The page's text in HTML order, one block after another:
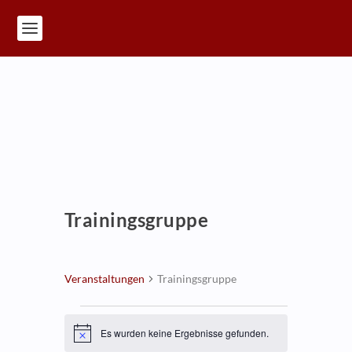
Trainingsgruppe
Veranstaltungen Trainingsgruppe
Veranstaltungen
HinweisEs wurden keine Ergebnisse gefunden.